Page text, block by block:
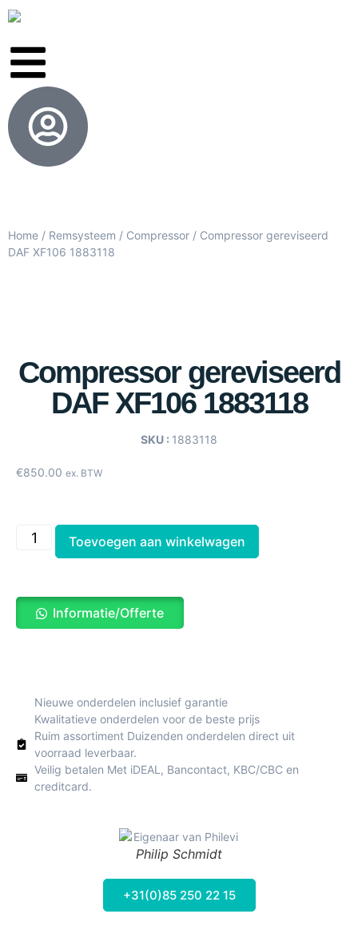
Home / Remsysteem / Compressor / Compressor gereviseerd
DAF XF106 1883118
Compressor gereviseerd
DAF XF106 1883118
SKU : 1883118
€850.00 ex. BTW
Toevoegen aan winkelwagen
Informatie/Offerte
Nieuwe onderdelen inclusief garantie
Kwalitatieve onderdelen voor de beste prijs
Ruim assortiment Duizenden onderdelen direct uit
voorraad leverbaar.
Veilig betalen Met iDEAL, Bancontact, KBC/CBC en
creditcard.
Philip Schmidt
+31(0)85 250 22 15